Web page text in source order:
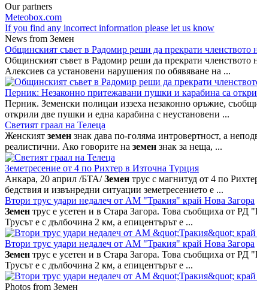
Our partners
Meteobox.com
If you find any incorrect information please let us know
News from Земен
Общинският съвет в Радомир реши да прекрати
Общинският съвет в Радомир реши да прекрати
Алексиев са установени нарушения по обявяване на ...
Перник: Незаконно притежавани пушки и карабина са
Перник. Земенски полицаи иззеха незаконно оръжие,
открили две пушки и една карабина с неустановени ...
Светият граал на Телеца
Женският земен знак дава по-голяма интровертност, а
реалистични. Ако говорите на земен знак за неща, ...
Земетресение от 4 по Рихтер в Източна Турция
Анкара, 20 април /БТА/Земен трус с магнитуд от 4 по
бедствия и извънредни ситуации земетресението е ...
Втори трус удари недалеч от АМ "Тракия" край Нова Загора
Земен трус е усетен и в Стара Загора. Това съобщиха от РД
Трусът е с дълбочина 2 км, а епицентърът е ...
Втори трус удари недалеч от АМ "Тракия" край Нова Загора
Земен трус е усетен и в Стара Загора. Това съобщиха от РД
Трусът е с дълбочина 2 км, а епицентърът е ...
Photos from Земен